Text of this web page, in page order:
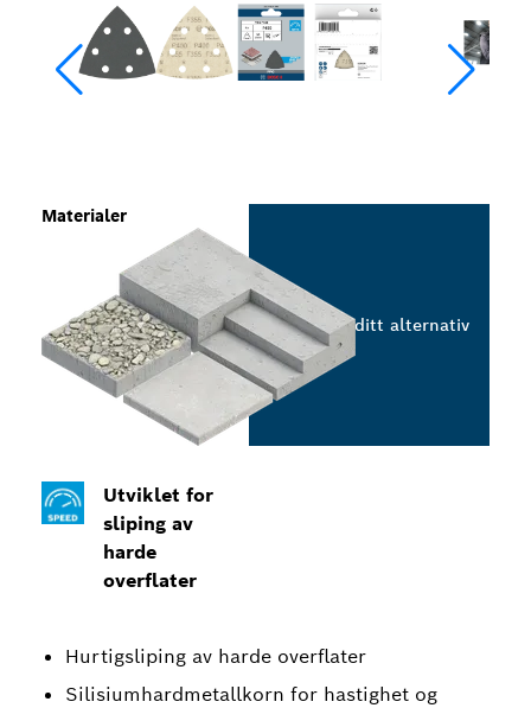
Utviklet for
sliping av
harde
overflater
Hurtigsliping av harde overflater
Silisiumhardmetallkorn for hastighet og
Materialer
Velg ditt alternativ